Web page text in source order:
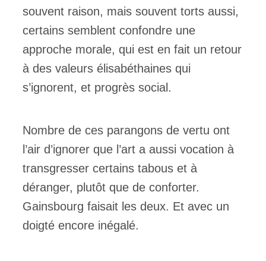
souvent raison, mais souvent torts aussi,
certains semblent confondre une
approche morale, qui est en fait un retour
à des valeurs élisabéthaines qui
s’ignorent, et progrès social.
Nombre de ces parangons de vertu ont
l’air d’ignorer que l’art a aussi vocation à
transgresser certains tabous et à
déranger, plutôt que de conforter.
Gainsbourg faisait les deux. Et avec un
doigté encore inégalé.